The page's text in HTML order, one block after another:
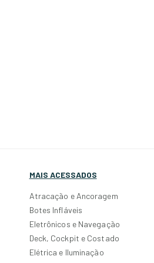
MAIS ACESSADOS
Atracação e Ancoragem
Botes Infláveis
Eletrônicos e Navegação
Deck, Cockpit e Costado
Elétrica e Iluminação